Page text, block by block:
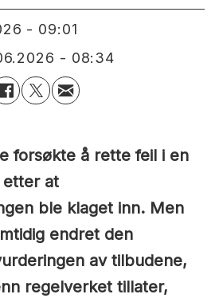
- 09:01
- 08:34
forsøkte å rette feil i en
etter at
ble klaget inn. Men
endret den
av tilbudene,
regelverket tillater,